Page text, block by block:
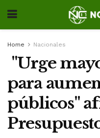
Home Nacionales
"Urge
para
públicos"